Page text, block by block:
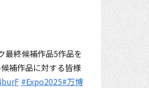
最終候補作品5作品を
補作品に対する皆様
#Expo2025#万博